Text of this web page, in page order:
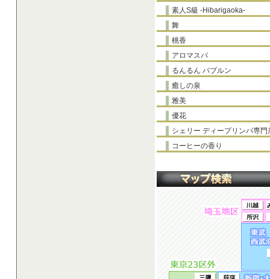
素人S級 -Hibarigaoka-
舞
桃香
アロマスパ
るんるん バブルン
癒しの泉
雅美
優花
シェリー ディープリンパ専門
コーヒーの香り